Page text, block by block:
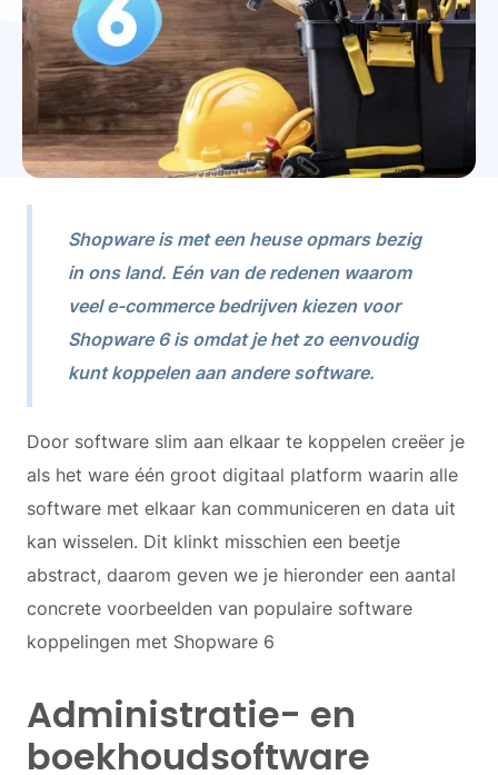
Shopware is met een heuse opmars bezig
in ons land. Eén van de redenen waarom
veel e-commerce bedrijven kiezen voor
Shopware 6 is omdat je het zo eenvoudig
kunt koppelen aan andere software.
Door software slim aan elkaar te koppelen creëer je
als het ware één groot digitaal platform waarin alle
software met elkaar kan communiceren en data uit
kan wisselen. Dit klinkt misschien een beetje
abstract, daarom geven we je hieronder een aantal
concrete voorbeelden van populaire software
koppelingen met Shopware 6
Administratie- en
boekhoudsoftware